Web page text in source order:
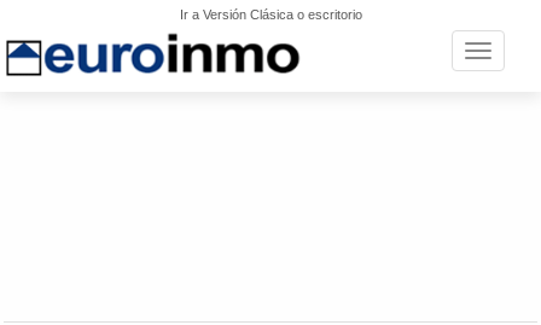
Ir a Versión Clásica o escritorio
Toggle